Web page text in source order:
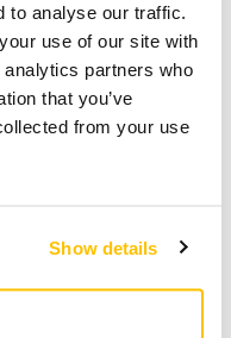
to analyse our traffic.
use of our site with
partners who
that you’ve
from your use
Show details
ponceuse